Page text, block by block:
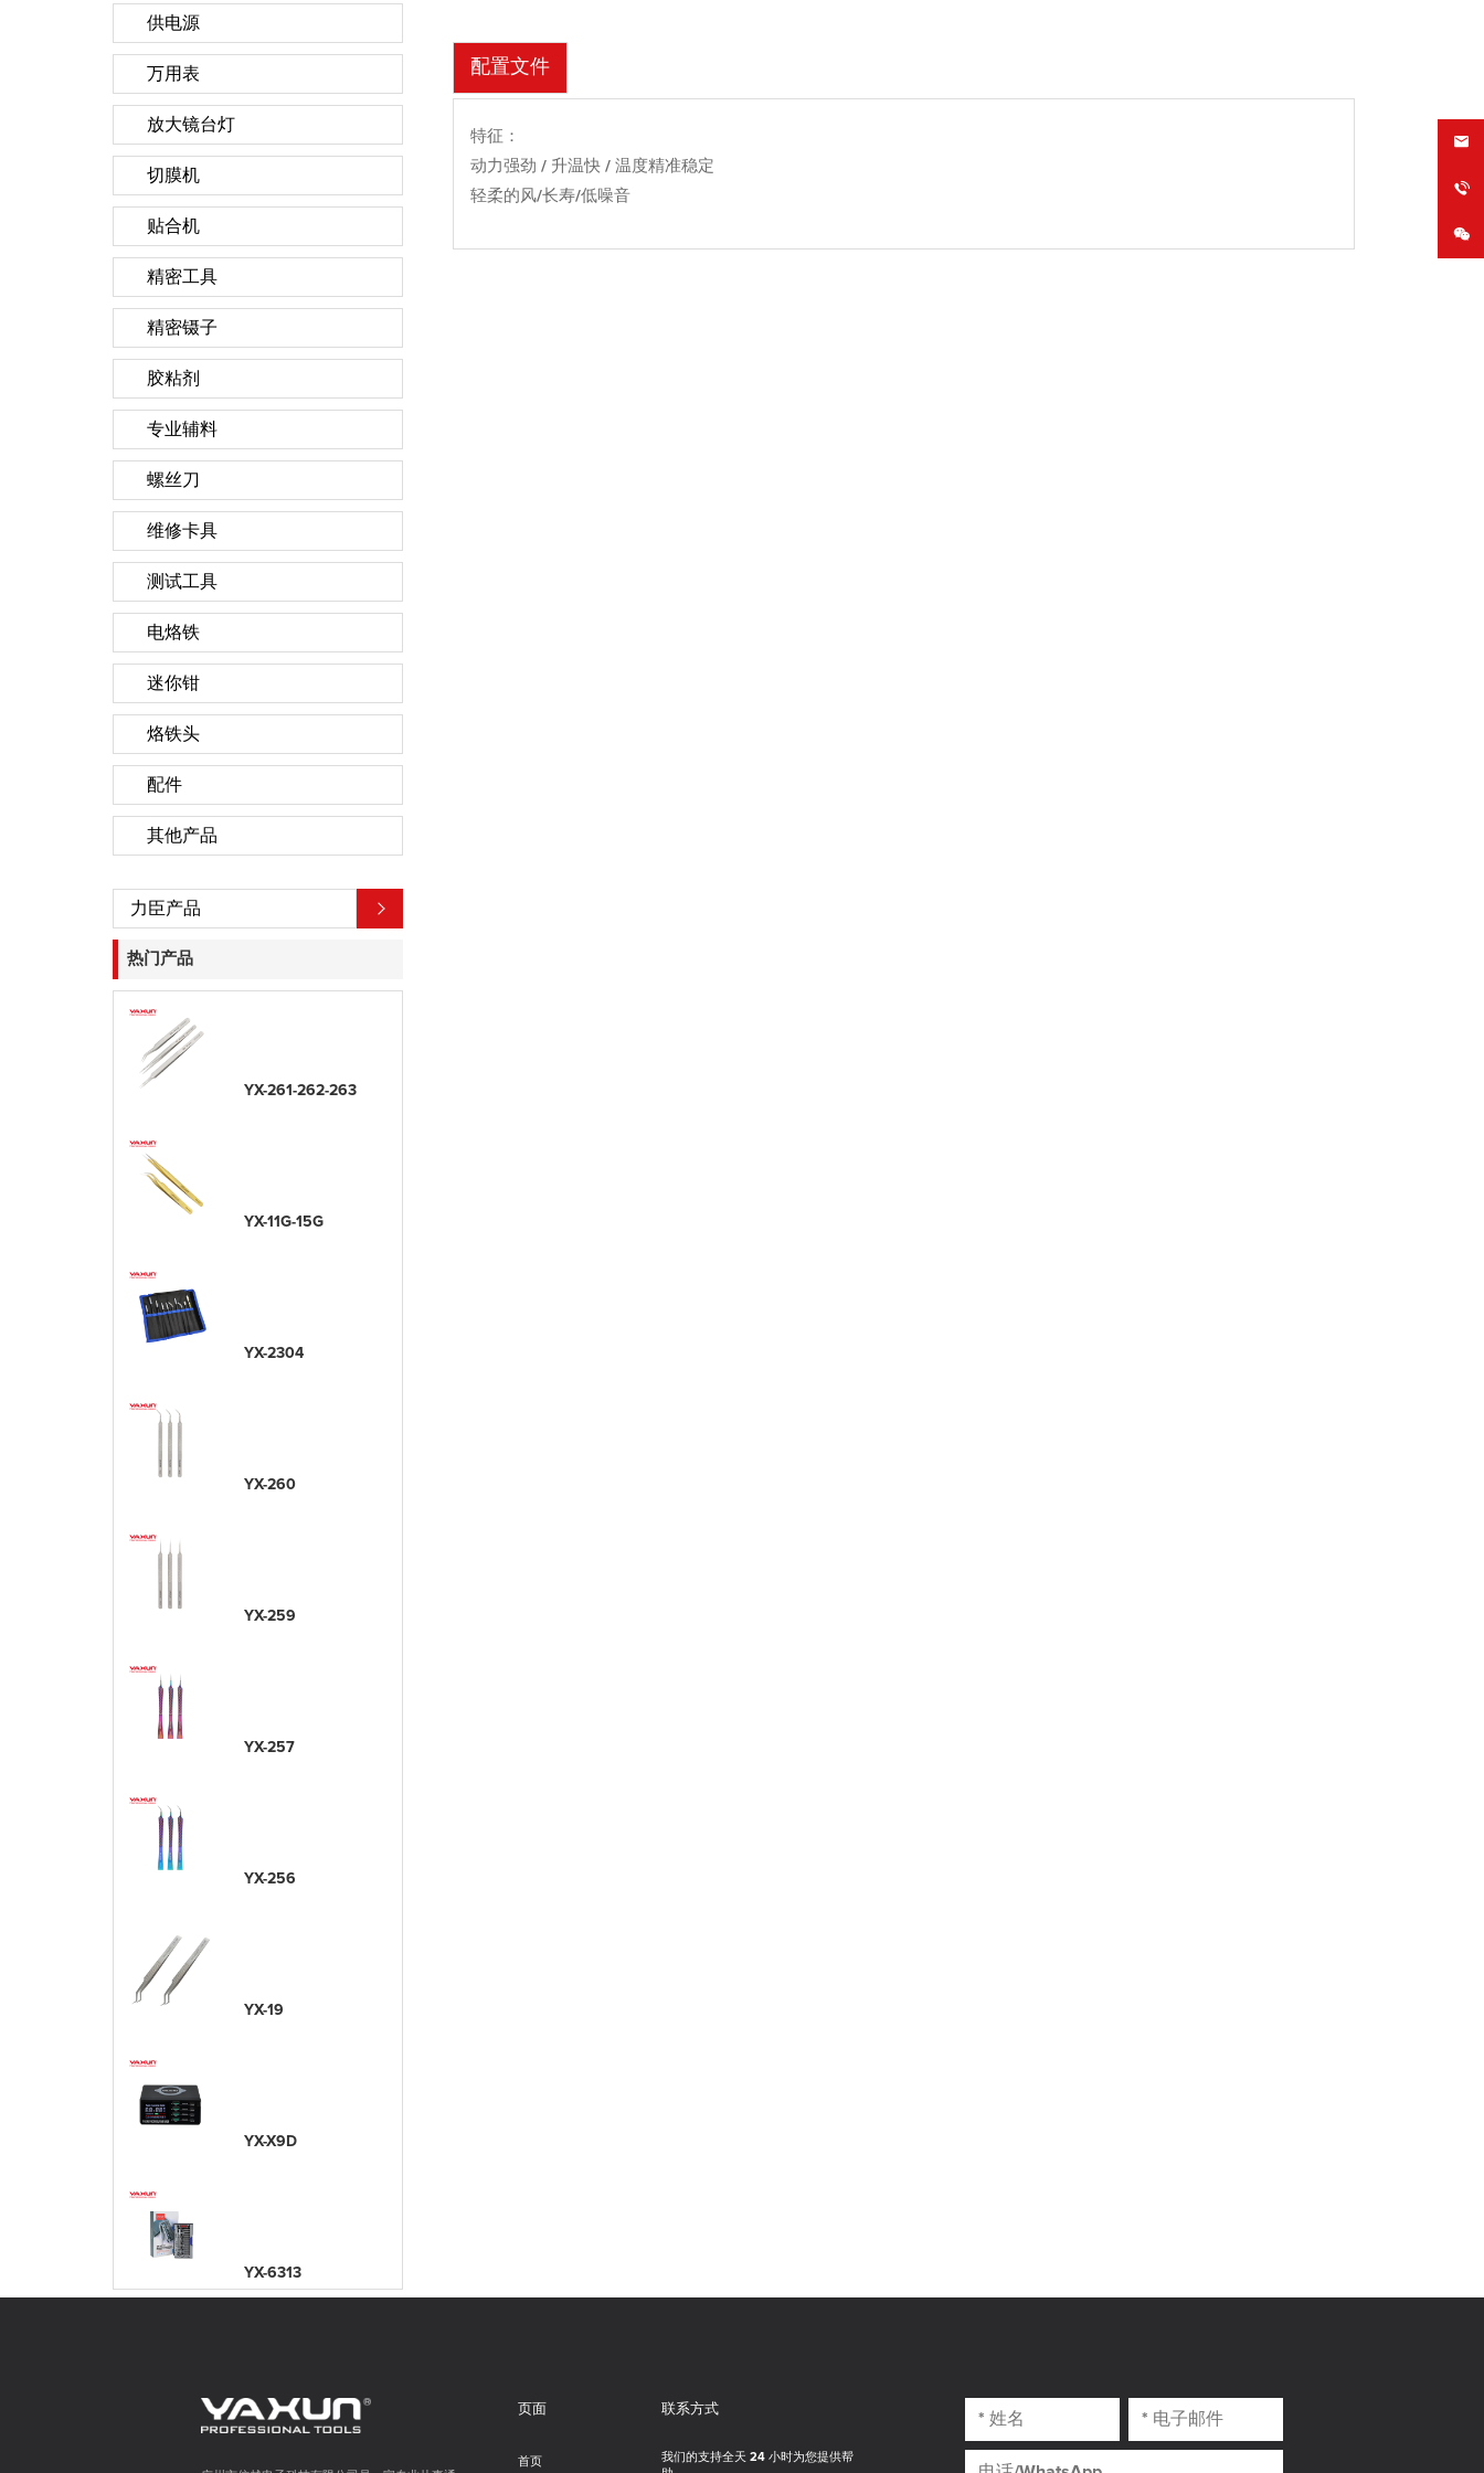
供电源
万用表
放大镜台灯
切膜机
贴合机
精密工具
精密镊子
胶粘剂
专业辅料
螺丝刀
维修卡具
测试工具
电烙铁
迷你钳
烙铁头
配件
其他产品
力臣产品
热门产品
YX-261-262-263
YX-11G-15G
YX-2304
YX-260
YX-259
YX-257
YX-256
YX-19
YX-X9D
YX-6313
配置文件
特征：
动力强劲 / 升温快 / 温度精准稳定
轻柔的风/长寿/低噪音
页面
首页
联系方式
我们的支持全天 24 小时为您提供帮